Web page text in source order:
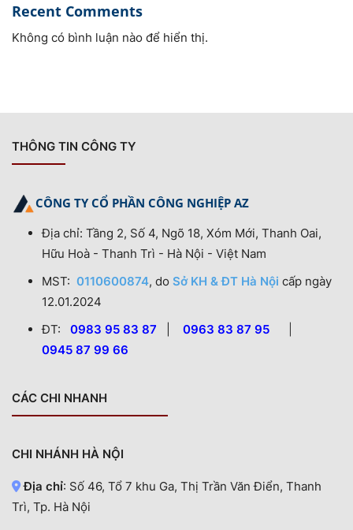
Recent Comments
Không có bình luận nào để hiển thị.
THÔNG TIN CÔNG TY
CÔNG TY CỔ PHẦN CÔNG NGHIỆP AZ
Địa chỉ: Tầng 2, Số 4, Ngõ 18, Xóm Mới, Thanh Oai,
Hữu Hoà - Thanh Trì - Hà Nội - Việt Nam
MST:0110600874, doSở KH & ĐT Hà Nội cấp ngày
12.01.2024
ĐT:0983 95 83 87 |0963 83 87 95
0945 87 99 66
CÁC CHI NHANH
CHI NHÁNH HÀ NỘI
Địa chỉ: Số 46, Tổ 7 khu Ga, Thị Trần Văn Điển, Thanh
Trì, Tp. Hà Nội